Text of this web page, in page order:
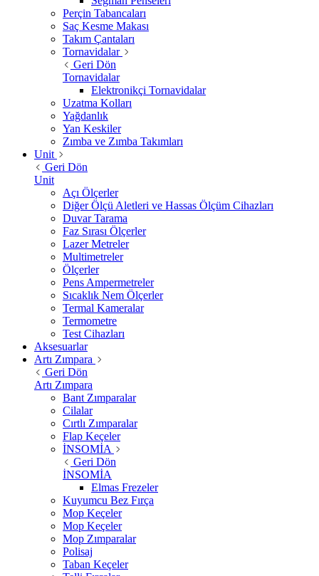
Perçin Tabancaları
Saç Kesme Makası
Takım Çantaları
Tornavidalar
Geri Dön
Tornavidalar
Elektronikçi Tornavidalar
Uzatma Kolları
Yağdanlık
Yan Keskiler
Zımba ve Zımba Takımları
Unit
Geri Dön
Unit
Açı Ölçerler
Diğer Ölçü Aletleri ve Hassas Ölçüm Cihazları
Duvar Tarama
Faz Sırası Ölçerler
Lazer Metreler
Multimetreler
Ölçerler
Pens Ampermetreler
Sıcaklık Nem Ölçerler
Termal Kameralar
Termometre
Test Cihazları
Aksesuarlar
Artı Zımpara
Geri Dön
Artı Zımpara
Bant Zımparalar
Cilalar
Cırtlı Zımparalar
Flap Keçeler
İNSOMİA
Geri Dön
İNSOMİA
Elmas Frezeler
Kuyumcu Bez Fırça
Mop Keçeler
Mop Keçeler
Mop Zımparalar
Polisaj
Taban Keçeler